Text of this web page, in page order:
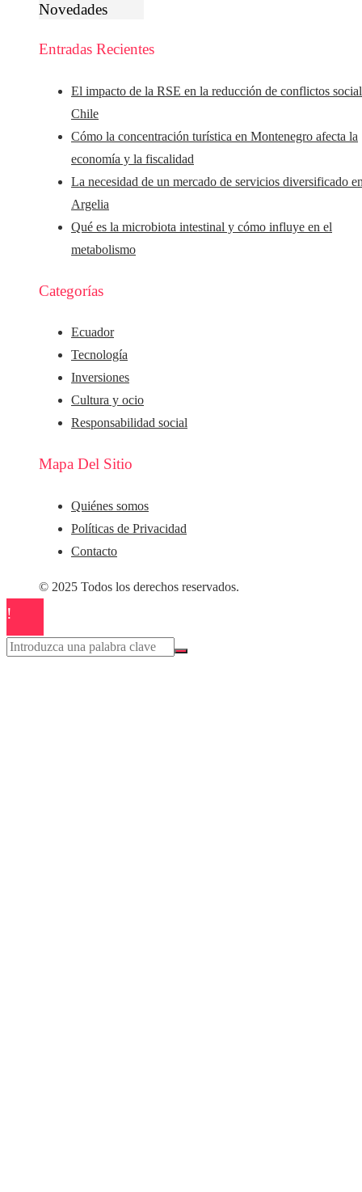
Novedades
Entradas Recientes
El impacto de la RSE en la reducción de conflictos
Chile
Cómo la concentración turística en Montenegro afecta la
economía y la fiscalidad
La necesidad de un mercado de servicios diversificado
Argelia
Qué es la microbiota intestinal y cómo influye en el
metabolismo
Categorías
Ecuador
Tecnología
Inversiones
Cultura y ocio
Responsabilidad social
Mapa Del Sitio
Quiénes somos
Políticas de Privacidad
Contacto
© 2025 Todos los derechos reservados.